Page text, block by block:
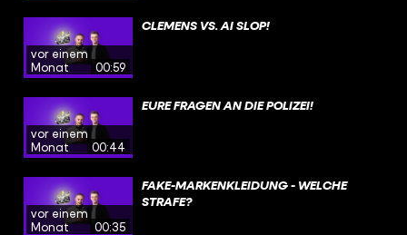
vor einem
Monat
00:59
CLEMENS VS. AI SLOP!
vor einem
Monat
00:44
EURE FRAGEN AN DIE POLIZEI!
vor einem
Monat
00:35
FAKE-MARKENKLEIDUNG - WELCHE
STRAFE?